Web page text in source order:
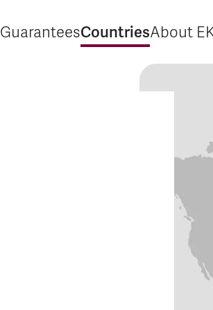
GuaranteesExpand Guarantees
CountriesExpand Countries
About